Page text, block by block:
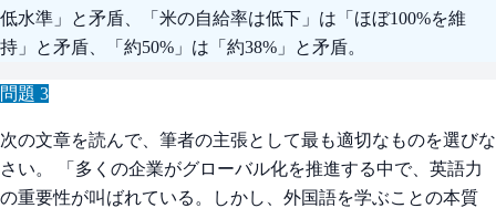
低水準」と矛盾、「米の自給率は低下」は「ほぼ100%を維
持」と矛盾、「約50%」は「約38%」と矛盾。
問題 3
次の文章を読んで、筆者の主張として最も適切なものを選びな
さい。 「多くの企業がグローバル化を推進する中で、英語力
の重要性が叫ばれている。しかし、外国語を学ぶことの本質